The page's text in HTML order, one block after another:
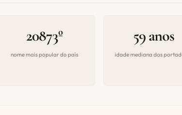
20873º
nome mais popular do país
59 anos
idade mediana dos